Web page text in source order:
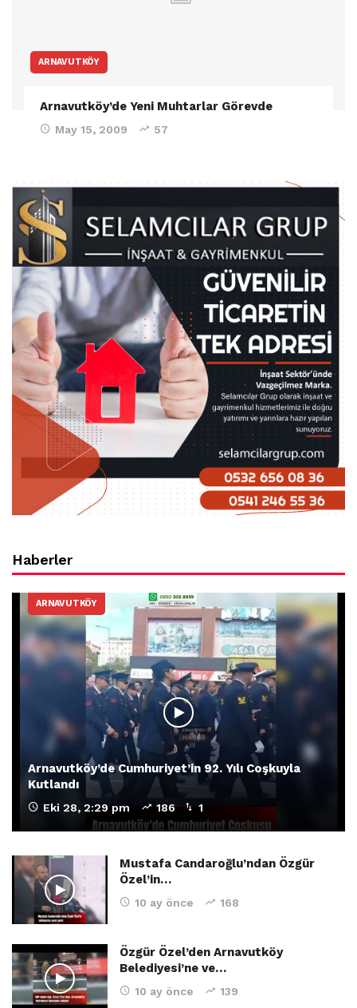
ARNAVUTKÖY
Arnavutköy’de Yeni Muhtarlar Görevde
May 15, 2009 57
Haberler
ARNAVUTKÖY
Arnavutköy’de Cumhuriyet’in 92. Yılı Coşkuyla
Kutlandı
Eki 28, 2:29 pm 186 1
Mustafa Candaroğlu’ndan Özgür
Özel’in…
10 ay önce 168
Özgür Özel’den Arnavutköy
Belediyesi’ne ve…
10 ay önce 139